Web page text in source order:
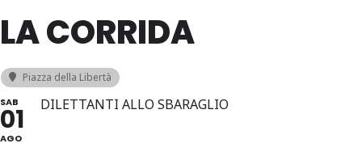
LA CORRIDA
Piazza della Libertà
SAB
01
AGO
DILETTANTI ALLO SBARAGLIO